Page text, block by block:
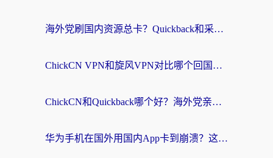
海外党刷国内资源总卡？Quickback和采集蜂好用吗？这篇指南帮你避坑
ChickCN VPN和旋风VPN对比哪个回国效果更好？海外党亲测实用指南
ChickCN和Quickback哪个好？海外党亲测回国加速器，轻松解锁国内资源（附避坑指南）
华为手机在国外用国内App卡到崩溃？这篇加速器指南帮你无缝刷剧打游戏